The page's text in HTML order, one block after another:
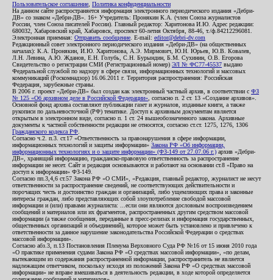
Пользовательское соглашение Политика конфиденциальности
На данном сайте распространяется информация электронного периодического издания «Дебри-
ДВ» со знаком «Дебри-ДВ». 16+ Учредитель: Пронякин К.А. (член Союза журналистов
России, член Союза писателей России). Главный редактор: Харитонова И.Ю. Адрес редакции:
680032, Хабаровский край, Хабаровск, проспект 60-летия Октября, 88-46, т./ф.84212296081.
Электронная приемная: Отправить сообщение . E-mail: editor@debri-dv.com
Редакционный совет электронного периодического издания «Дебри-ДВ» (на общественных
началах): К.А. Пронякин, И.Ю. Харитонова, А.Э. Мирмович, Ю.Н. Юрьев, Ю.В. Ковалев,
Л.Н. Левина, А.Ю. Жданов, Е.Н. Голубь, С.Н. Бурындин, Б.М. Сухинин, О.В. Егорова
Свидетельство о регистрации СМИ (Регистрационный номер) ЭЛ № ФС77-45537 выдано
Федеральной службой по надзору в сфере связи, информационных технологий и массовых
коммуникаций (Роскомнадзор) 16.06.2011 г. Территория распространения: Российская
Федерация, зарубежные страны.
В 2006 г. проект «Дебри-ДВ» был создан как электронный частный архив, в соответствии с ФЗ
№ 125 «Об архивном деле в Российской Федерации» , согласно п. 2 ст. 13 «Создание архивов».
Основной фонд архива составляют публикации газет и журналов, изданные книги, а также
рукописи по дальневосточной (РФ) тематике. Доступ к архивным документам является
открытым в электронном виде, согласно п. 1 ст. 24 вышеобозначенного закона. Архивные
документы к частной собственности редакции не относятся, согласно ст.ст. 1275, 1276, 1306
Гражданского кодекса РФ
Согласно ч.2. п.3. ст.17 «Ответственность за правонарушения в сфере информации,
информационных технологий и защиты информации» Закона РФ «Об информации,
информационных технологиях и о защите информации» (ФЗ-149 от 27.07.06 г.) архив «Дебри-
ДВ», хранящий информацию, гражданско-правовую ответственность за распространение
информации не несет. Сайт и редакция основываются и работают на основании ст.8 «Право на
доступ к информации» ФЗ-149.
Согласно пп.3,4,6 ст.57 Закона РФ «О СМИ», «Редакция, главный редактор, журналист не несут
ответственности за распространение сведений, не соответствующих действительности и
порочащих честь и достоинство граждан и организаций, либо ущемляющих права и законные
интересы граждан, либо представляющих собой злоупотребление свободой массовой
информации и (или) правами журналиста: ...если они являются дословным воспроизведением
сообщений и материалов или их фрагментов, распространенных другим средством массовой
информации (а также сообщения, переданные в пресс-релизах и информация государственных,
общественных организаций и объединений), которое может быть установлено и привлечено к
ответственности за данное нарушение законодательства Российской Федерации о средствах
массовой информации».
Согласно абз.3, п.13 Постановления Пленума Верховного Суда РФ №16 от 15 июня 2010 года
«О практике применения судами Закона РФ «О средствах массовой информации», «по делам,
вытекающим из содержания распространенной информации, распространитель не является
надлежащим ответчиком, поскольку исходя из положений Закона РФ «О средствах массовой
информации» не вправе вмешиваться в деятельность редакции, в ходе которой определяется